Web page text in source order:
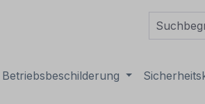
Betriebsbeschilderung